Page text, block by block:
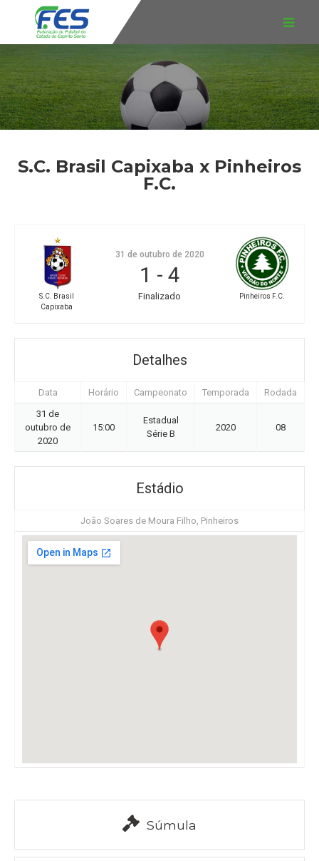
S.C. Brasil Capixaba x Pinheiros
F.C.
S.C. Brasil
Capixaba
Pinheiros F.C.
31 de outubro de 2020
1 - 4
Finalizado
Detalhes
Data Horário Campeonato Temporada
Rodada
31 de
outubro de
2020
15:00
Estadual
Série B
2020 08
Estádio
João Soares de Moura Filho, Pinheiros
Súmula